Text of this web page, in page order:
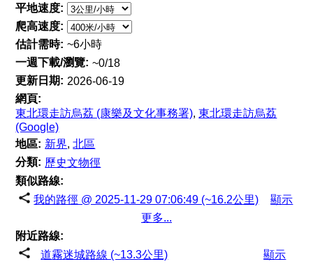
平地速度:
爬高速度:
估計需時: ~6小時
一週下載/瀏覽: ~0/18
更新日期: 2026-06-19
網頁:
東北環走訪烏荔 (康樂及文化事務署),東北環走訪烏荔
(Google)
地區: 新界,北區
分類: 歷史文物徑
類似路線:
我的路徑 @ 2025-11-29 07:06:49 (~16.2公里)
顯示
更多...
附近路線:
道霧迷城路線 (~13.3公里)
顯示